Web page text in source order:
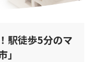
駅徒歩5分のマ